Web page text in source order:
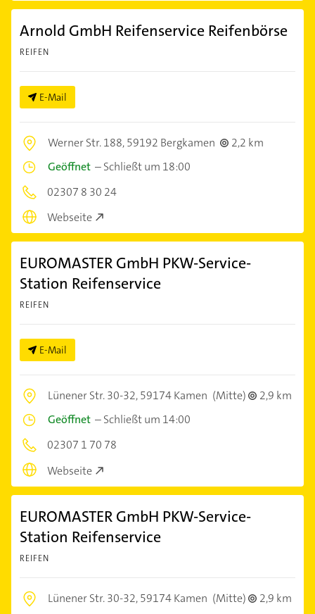
Arnold GmbH Reifenservice Reifenbörse
REIFEN
E-Mail
Werner Str. 188,59192 Bergkamen
2,2 km
Geöffnet –Schließt um 18:00
02307 8 30 24
Webseite
EUROMASTER GmbH PKW-Service-
Station Reifenservice
REIFEN
E-Mail
Lünener Str. 30-32,59174 Kamen (Mitte)
2,9 km
Geöffnet –Schließt um 14:00
02307 1 70 78
Webseite
EUROMASTER GmbH PKW-Service-
Station Reifenservice
REIFEN
Lünener Str. 30-32,59174 Kamen (Mitte) 2,9 km